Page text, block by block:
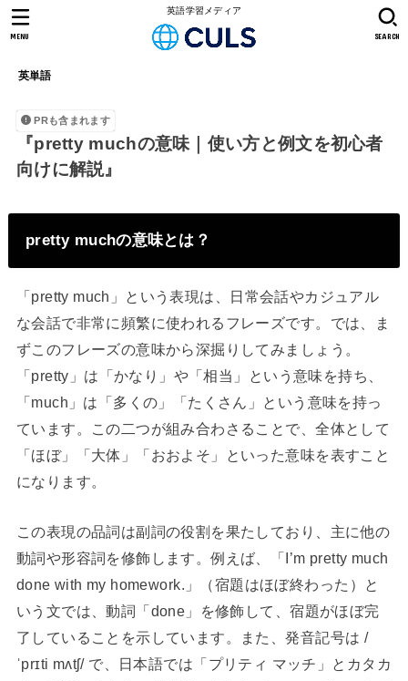
英語学習メディア
英単語
SEARCH
MENU
PRも含まれます
『pretty muchの意味｜使い方と例文を初心者
向けに解説』
pretty muchの意味とは？
「pretty much」という表現は、日常会話やカジュアル
な会話で非常に頻繁に使われるフレーズです。では、ま
ずこのフレーズの意味から深掘りしてみましょう。
「pretty」は「かなり」や「相当」という意味を持ち、
「much」は「多くの」「たくさん」という意味を持っ
ています。この二つが組み合わさることで、全体として
「ほぼ」「大体」「おおよそ」といった意味を表すこと
になります。
この表現の品詞は副詞の役割を果たしており、主に他の
動詞や形容詞を修飾します。例えば、「I’m pretty much
done with my homework.」（宿題はほぼ終わった）と
いう文では、動詞「done」を修飾して、宿題がほぼ完
了していることを示しています。また、発音記号は /
ˈprɪti mʌtʃ/ で、日本語では「プリティ マッチ」とカタカ